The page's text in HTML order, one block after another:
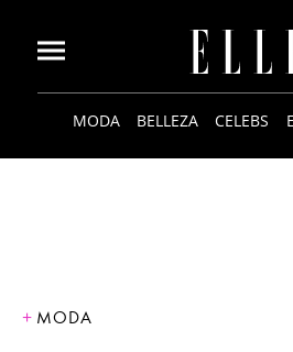
MODA BELLEZA CELEBS
MODA